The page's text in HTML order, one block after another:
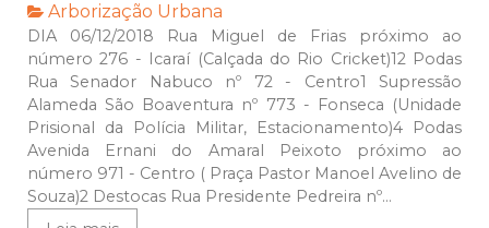
Arborização Urbana
DIA 06/12/2018 Rua Miguel de Frias próximo ao
número 276 - Icaraí (Calçada do Rio Cricket)12 Podas
Rua Senador Nabuco nº 72 - Centro1 Supressão
Alameda São Boaventura nº 773 - Fonseca (Unidade
Prisional da Polícia Militar, Estacionamento)4 Podas
Avenida Ernani do Amaral Peixoto próximo ao
número 971 - Centro ( Praça Pastor Manoel Avelino de
Souza)2 Destocas Rua Presidente Pedreira nº...